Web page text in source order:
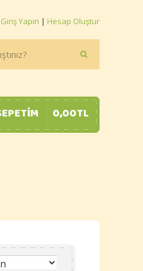
Giriş Yapın | Hesap Oluştur
0,00TL